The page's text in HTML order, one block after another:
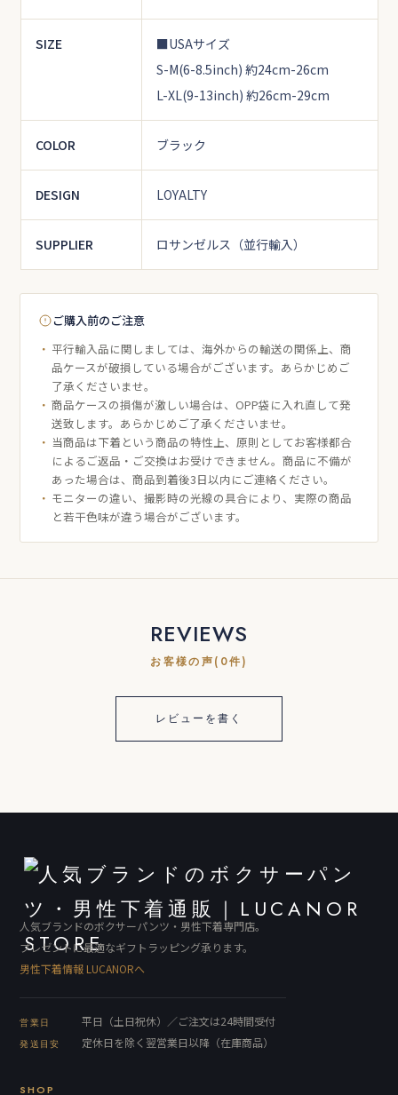
SIZE
■USAサイズ
S-M(6-8.5inch) 約24cm-26cm
L-XL(9-13inch) 約26cm-29cm
COLOR ブラック
DESIGN LOYALTY
SUPPLIER ロサンゼルス（並行輸入）
ご購入前のご注意
平行輸入品に関しましては、海外からの輸送の関係上、商
品ケースが破損している場合がございます。あらかじめご
了承くださいませ。
商品ケースの損傷が激しい場合は、OPP袋に入れ直して発
送致します。あらかじめご了承くださいませ。
当商品は下着という商品の特性上、原則としてお客様都合
によるご返品・ご交換はお受けできません。商品に不備が
あった場合は、商品到着後3日以内にご連絡ください。
モニターの違い、撮影時の光線の具合により、実際の商品
と若干色味が違う場合がございます。
REVIEWS
お客様の声(0件)
レビューを書く
人気ブランドのボクサーパンツ・男性下着専門店。
プレゼントに最適なギフトラッピング承ります。
男性下着情報 LUCANORへ
営業日 平日（土日祝休）／ご注文は24時間受付
発送目安 定休日を除く翌営業日以降（在庫商品）
SHOP